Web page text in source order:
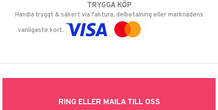
TRYGGA KÖP
Handla tryggt & säkert via faktura, delbetalning eller marknadens
vanligaste kort.
RING ELLER MAILA TILL OSS